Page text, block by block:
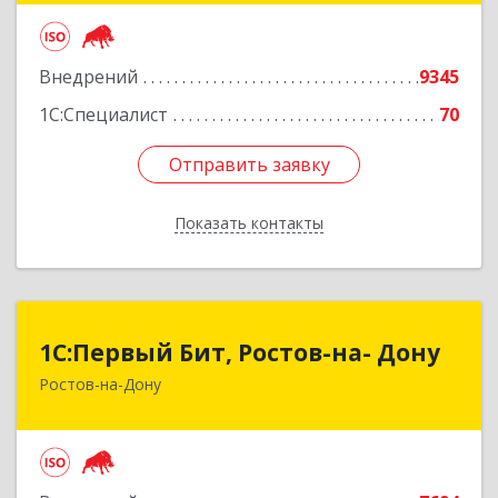
Внедрений
9345
1С:Специалист
70
Отправить заявку
Показать контакты
Отправить заявку
Назад
1С:Первый Бит, Ростов-на- Дону
Ростов-на-Дону
1С:Первый Бит, Ростов-на- Дону
344091, Ростовская обл, Ростов-на-Дону г,